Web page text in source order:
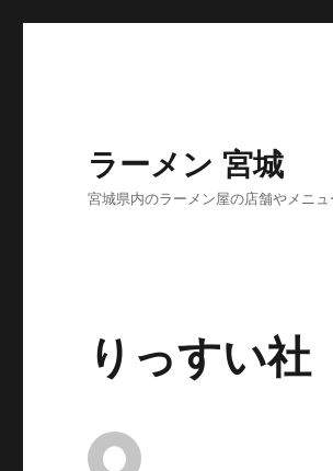
ラーメン 宮城
宮城県内のラーメン屋の店舗やメニ
りっすい社